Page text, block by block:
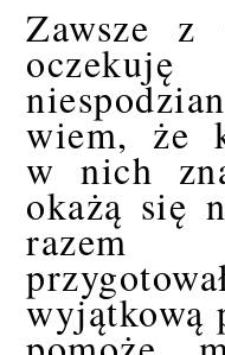
Zawsze z
wiem, że
w nich
okażą się
razem
wyjątkową